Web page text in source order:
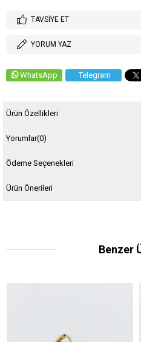
TAVSIYE ET
YORUM YAZ
WhatsApp Telegram
Ürün Özellikleri
Yorumlar(0)
Ödeme Seçenekleri
Ürün Önerileri
Benzer